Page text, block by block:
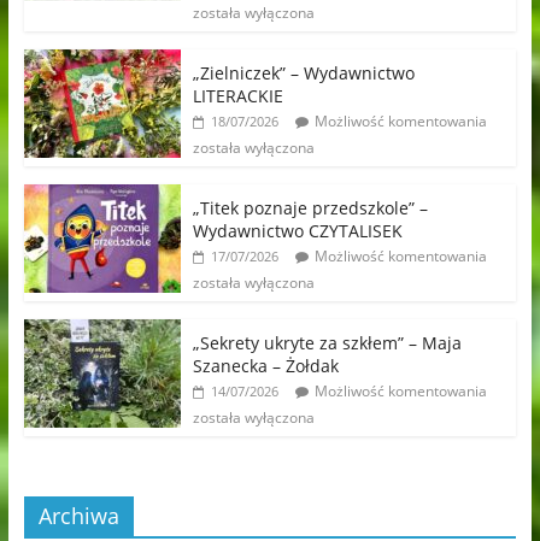
została wyłączona
„Zielniczek” – Wydawnictwo
LITERACKIE
18/07/2026
Możliwość komentowania
została wyłączona
„Titek poznaje przedszkole” –
Wydawnictwo CZYTALISEK
17/07/2026
Możliwość komentowania
została wyłączona
„Sekrety ukryte za szkłem” – Maja
Szanecka – Żołdak
14/07/2026
Możliwość komentowania
została wyłączona
Archiwa